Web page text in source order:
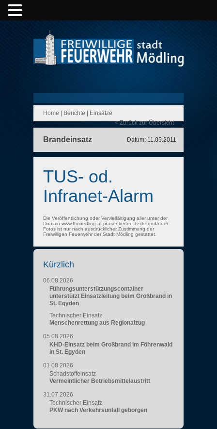
Home Berichte
Einsätze
< Zurück zur Übersicht
Brandeinsatz Datum: 11.05.2011
TUS- od.
Infranet-Alarm
Die Veröffentlichung oder Vervielfältigung aller unter der
Domain www.ffmoedling.at präsentierten Texte und/oder
Fotos ist nur nach ausdrücklicher Zustimmung der
Freiwilligen Feuerwehr der Stadt Mödling gestattet.
Kürzlich
06.08.2026
Führungsunterstützungscontainer
unterstützt Einsatzleitung beim Großbrand in
St. Egyden
Technischer Einsatz
Menschenrettung aus Regionalzug
05.08.2026
KHD-Einsatz beim Großbrand im Föhrenwald
in St. Egyden
01.08.2026
Schadstoffeinsatz
Vermeintlicher Betriebsmittelaustritt
31.07.2026
Technischer Einsatz
PKW nach Verkehrsunfall geborgen